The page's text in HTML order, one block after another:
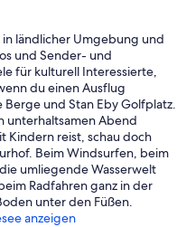
in ländlicher Umgebung und
und Sender- und
für kulturell Interessierte,
du einen Ausflug
und Stan Eby Golfplatz.
unterhaltsamen Abend
Kindern reist, schau doch
Beim Windsurfen, beim
umliegende Wasserwelt
Radfahren ganz in der
unter den Füßen.
anzeigen